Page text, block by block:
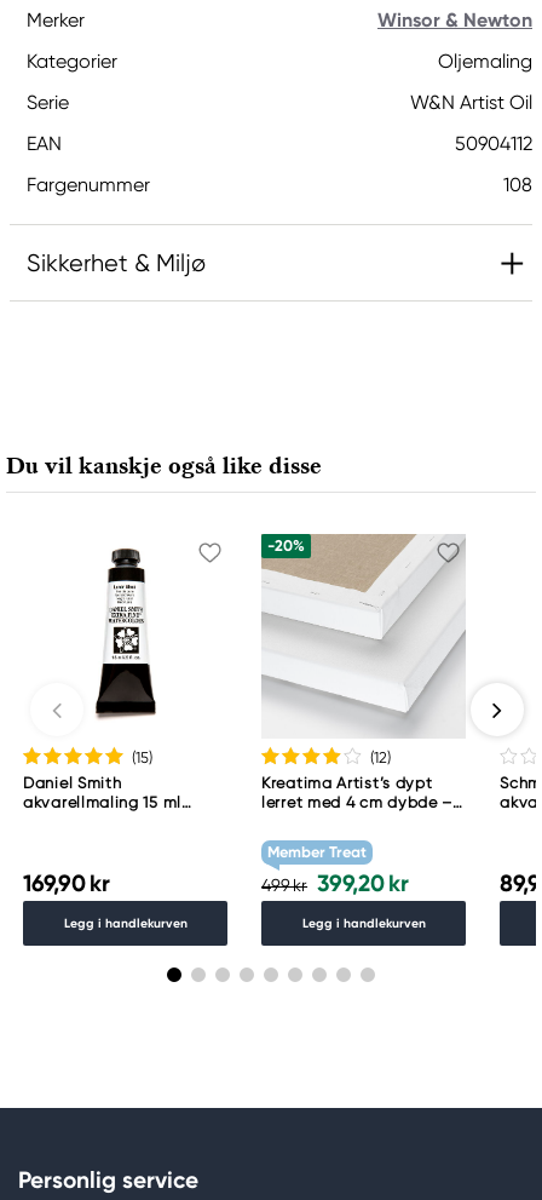
Merker
Winsor & Newton
Kategorier
Oljemaling
Serie
W&N Artist Oil
EAN
50904112
Fargenummer
108
Sikkerhet & Miljø
Winsor & Newton
Östra Långgatan 87
61930 Trosa, Sweden
info@colart.se
Du vil kanskje også like disse
(15)
Daniel Smith
akvarellmaling 15 ml
169,90 kr
Legg i handlekurven
-20%
(12)
Kreatima Artist’s dypt
lerret med 4 cm dybde –
Member Treat
499 kr 399,20 kr
Legg i handlekurven
Personlig service